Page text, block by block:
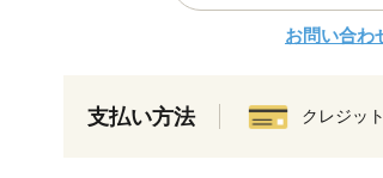
お問い合わ
支払い方法 クレジッ